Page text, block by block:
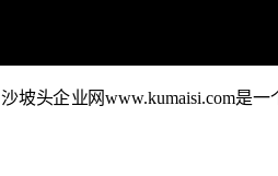
沙坡头企业网www.kumaisi.com是